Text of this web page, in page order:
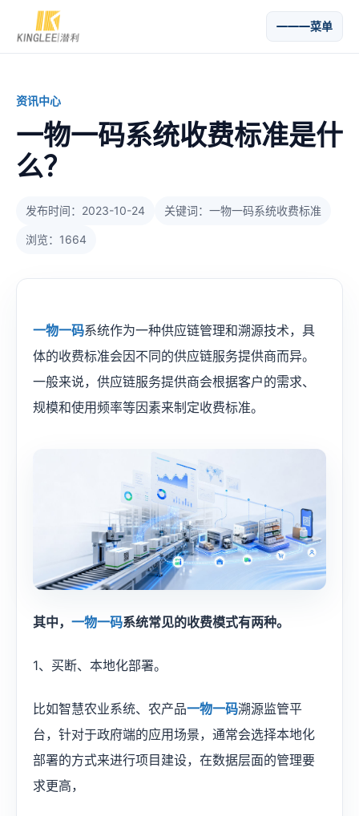
菜单
资讯中心
一物一码系统收费标准是什
么？
发布时间：2023-10-24 关键词：一物一码系统收费标准
浏览：1664
一物一码系统作为一种供应链管理和溯源技术，具
体的收费标准会因不同的供应链服务提供商而异。
一般来说，供应链服务提供商会根据客户的需求、
规模和使用频率等因素来制定收费标准。
其中， 一物一码系统常见的收费模式有两种。
1、买断、本地化部署。
比如智慧农业系统、农产品一物一码溯源监管平
台，针对于政府端的应用场景，通常会选择本地化
部署的方式来进行项目建设，在数据层面的管理要
求更高，